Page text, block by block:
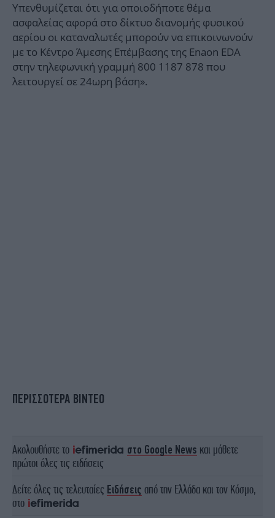
Υπενθυμίζεται ότι για οποιοδήποτε θέμα
ασφαλείας αφορά στο δίκτυο διανομής φυσικού
αερίου οι καταναλωτές μπορούν να επικοινωνούν
με το Κέντρο Άμεσης Επέμβασης της Enaon EDA
στην τηλεφωνική γραμμή 800 1187 878 που
λειτουργεί σε 24ωρη βάση».
ΠΕΡΙΣΣΟΤΕΡΑ ΒΙΝΤΕΟ
Ακολουθήστε το στο Google News και μάθετε
πρώτοι όλες τις ειδήσεις
Δείτε όλες τις τελευταίες Ειδήσεις από την Ελλάδα και τον Κόσμο,
στο